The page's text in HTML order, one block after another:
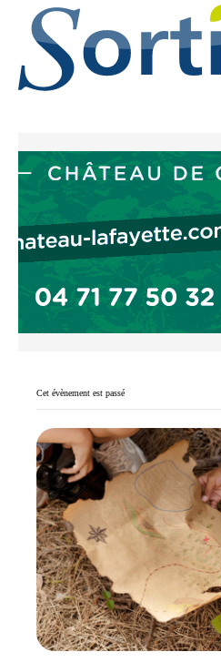
Cet évènement est passé